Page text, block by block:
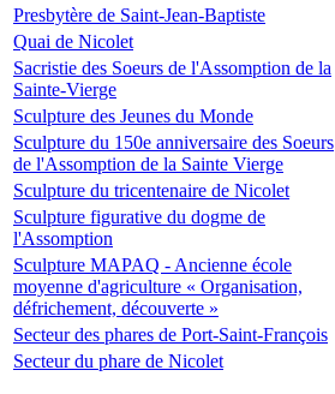
Presbytère de Saint-Jean-Baptiste
Quai de Nicolet
Sacristie des Soeurs de l'Assomption de la
Sainte-Vierge
Sculpture des Jeunes du Monde
Sculpture du 150e anniversaire des Soeurs
de l'Assomption de la Sainte Vierge
Sculpture du tricentenaire de Nicolet
Sculpture figurative du dogme de
l'Assomption
Sculpture MAPAQ - Ancienne école
moyenne d'agriculture « Organisation,
défrichement, découverte »
Secteur des phares de Port-Saint-François
Secteur du phare de Nicolet